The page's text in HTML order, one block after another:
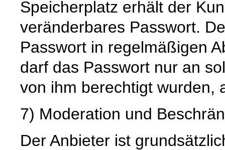
Speicherplatz erhält der
veränderbares Passwort.
Passwort in regelmäßigen
darf das Passwort nur an
von ihm berechtigt wurden,
7) Moderation und
Der Anbieter ist